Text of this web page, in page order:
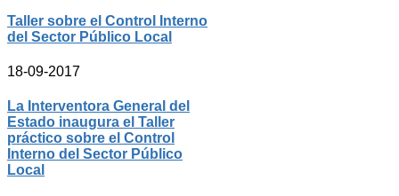
Taller sobre el Control Interno
del Sector Público Local
18-09-2017
La Interventora General del
Estado inaugura el Taller
práctico sobre el Control
Interno del Sector Público
Local